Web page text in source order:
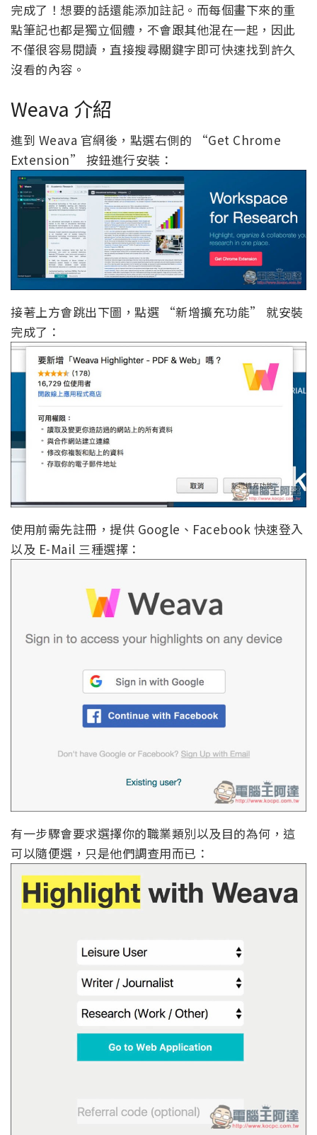
完成了！想要的話還能添加註記。而每個畫下來的重
點筆記也都是獨立個體，不會跟其他混在一起，因此
不僅很容易閱讀，直接搜尋關鍵字即可快速找到許久
沒看的內容。
Weava 介紹
進到 Weava 官網後，點選右側的 “Get Chrome
Extension” 按鈕進行安裝：
接著上方會跳出下圖，點選 “新增擴充功能” 就安裝
完成了：
使用前需先註冊，提供 Google、Facebook 快速登入
以及 E-Mail 三種選擇：
有一步驟會要求選擇你的職業類別以及目的為何，這
可以隨便選，只是他們調查用而已：